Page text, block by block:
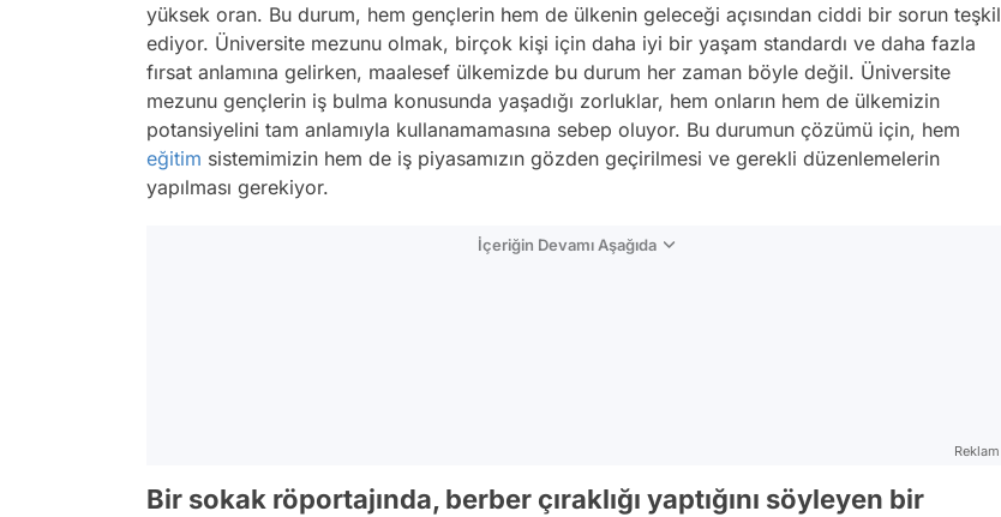
yüksek oran. Bu durum, hem gençlerin hem de ülkenin geleceği açısından ciddi bir sorun teşkil
ediyor. Üniversite mezunu olmak, birçok kişi için daha iyi bir yaşam standardı ve daha fazla
fırsat anlamına gelirken, maalesef ülkemizde bu durum her zaman böyle değil. Üniversite
mezunu gençlerin iş bulma konusunda yaşadığı zorluklar, hem onların hem de ülkemizin
potansiyelini tam anlamıyla kullanamamasına sebep oluyor. Bu durumun çözümü için, hem
eğitim sistemimizin hem de iş piyasamızın gözden geçirilmesi ve gerekli düzenlemelerin
yapılması gerekiyor.
İçeriğin Devamı Aşağıda
Reklam
Bir sokak röportajında, berber çıraklığı yaptığını söyleyen bir